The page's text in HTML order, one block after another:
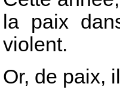
la paix
violent.
Or, de paix,